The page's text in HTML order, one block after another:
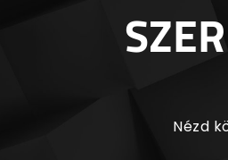
Nézd